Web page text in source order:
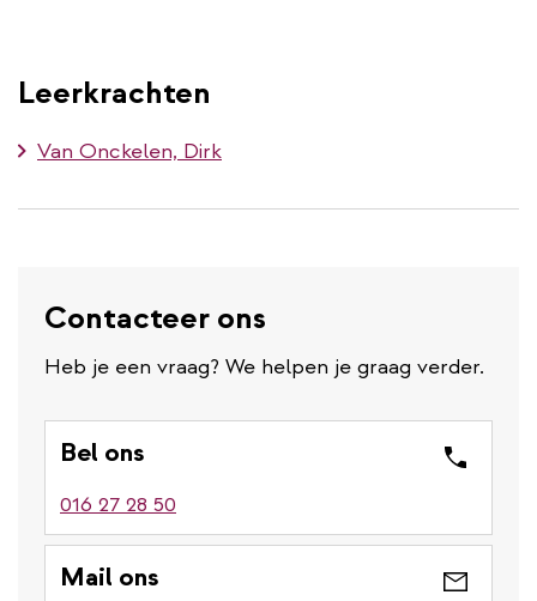
Leerkrachten
Van Onckelen, Dirk
Contacteer ons
Heb je een vraag? We helpen je graag verder.
Bel ons
016 27 28 50
Mail ons